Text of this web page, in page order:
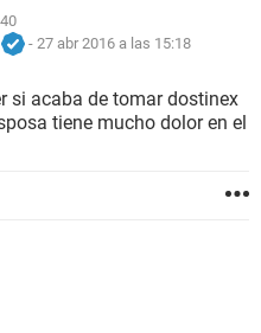
- 27 abr 2016 a las 15:18
si acaba de tomar dostinex
tiene mucho dolor en el